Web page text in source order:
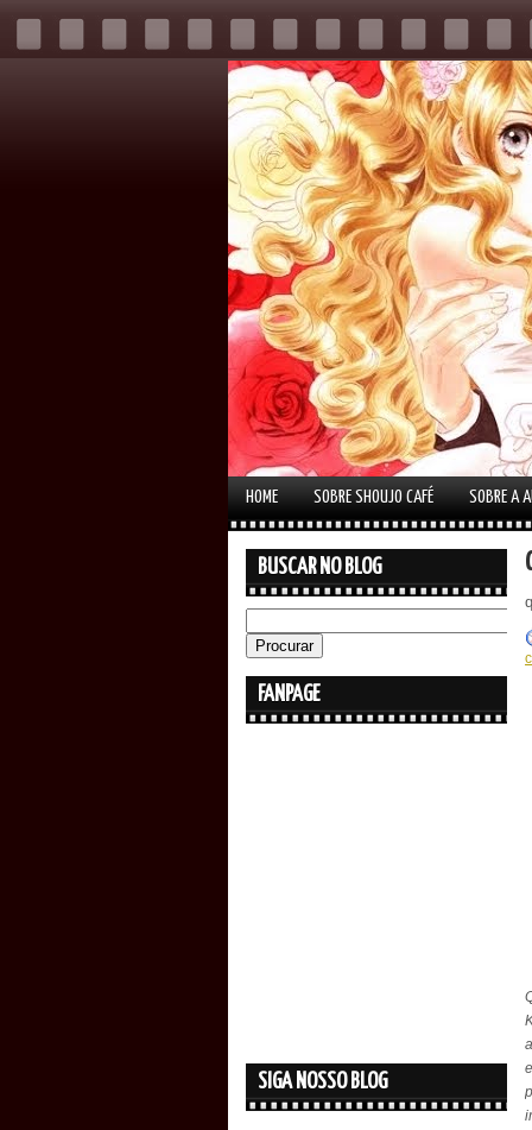
HOME SOBRE SHOUJO CAFÉ SOBRE A
BUSCAR NO BLOG
FANPAGE
SIGA NOSSO BLOG